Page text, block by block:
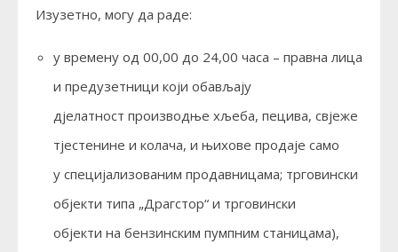
Изузетно, могу да раде:
у времену од 00,00 до 24,00 часа – правна лица
и предузетници који обављају
дјелатност производње хљеба, пецива, свјеже
тјестенине и колача, и њихове продаје само
у специјализованим продавницама; трговински
објекти типа „Драгстор“ и трговински
објекти на бензинским пумпним станицама),